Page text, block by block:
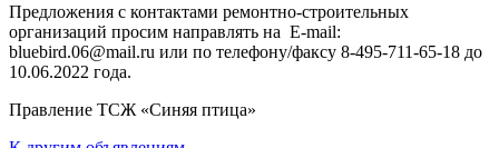
Предложения с контактами ремонтно-строительных
организаций просим направлять на Е-mail:
bluebird.06@mail.ru или по телефону/факсу 8-495-711-65-18 до
10.06.2022 года.
Правление ТСЖ «Синяя птица»